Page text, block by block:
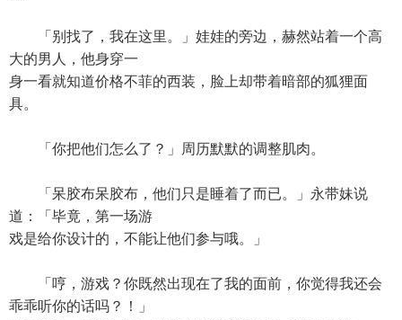
「别找了，我在这里。」娃娃的旁边，赫然站着一个高
大的男人，他身穿一
身一看就知道价格不菲的西装，脸上却带着暗部的狐狸面
具。
「你把他们怎么了？」周历默默的调整肌肉。
「呆胶布呆胶布，他们只是睡着了而已。」永带妹说
道：「毕竟，第一场游
戏是给你设计的，不能让他们参与哦。」
「哼，游戏？你既然出现在了我的面前，你觉得我还会
乖乖听你的话吗？！」